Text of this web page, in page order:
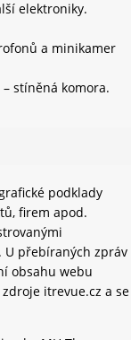
elektroniky.
a minikamer
stíněná komora.
podklady
firem apod.
přebíraných zpráv
obsahu webu
itrevue.cz a se